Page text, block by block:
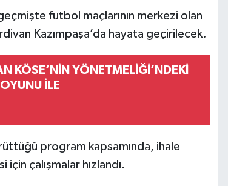
futbol maçlarının merkezi olan
Kazımpaşa’da hayata geçirilecek.
KÖSE’NİN YÖNETMELİĞİ’NDEKİ
İLE
program kapsamında, ihale
çalışmalar hızlandı.